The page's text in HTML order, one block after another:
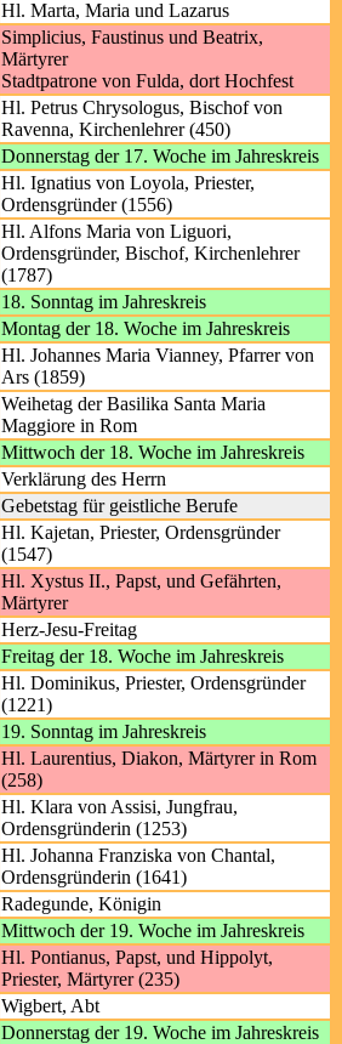
Hl. Marta, Maria und Lazarus
Simplicius, Faustinus und Beatrix,
Märtyrer
Stadtpatrone von Fulda, dort Hochfest
Hl. Petrus Chrysologus, Bischof von
Ravenna, Kirchenlehrer (450)
Donnerstag der 17. Woche im Jahreskreis
Hl. Ignatius von Loyola, Priester,
Ordensgründer (1556)
Hl. Alfons Maria von Liguori,
Ordensgründer, Bischof, Kirchenlehrer
(1787)
18. Sonntag im Jahreskreis
Montag der 18. Woche im Jahreskreis
Hl. Johannes Maria Vianney, Pfarrer von
Ars (1859)
Weihetag der Basilika Santa Maria
Maggiore in Rom
Mittwoch der 18. Woche im Jahreskreis
Verklärung des Herrn
Gebetstag für geistliche Berufe
Hl. Kajetan, Priester, Ordensgründer
(1547)
Hl. Xystus II., Papst, und Gefährten,
Märtyrer
Herz-Jesu-Freitag
Freitag der 18. Woche im Jahreskreis
Hl. Dominikus, Priester, Ordensgründer
(1221)
19. Sonntag im Jahreskreis
Hl. Laurentius, Diakon, Märtyrer in Rom
(258)
Hl. Klara von Assisi, Jungfrau,
Ordensgründerin (1253)
Hl. Johanna Franziska von Chantal,
Ordensgründerin (1641)
Radegunde, Königin
Mittwoch der 19. Woche im Jahreskreis
Hl. Pontianus, Papst, und Hippolyt,
Priester, Märtyrer (235)
Wigbert, Abt
Donnerstag der 19. Woche im Jahreskreis